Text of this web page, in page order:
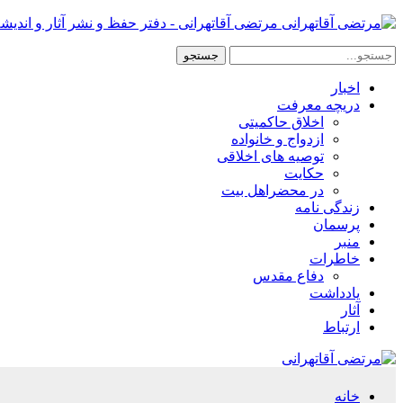
مرتضی آقاتهرانی - دفتر حفظ و نشر آثار و
اخبار
دریچه معرفت
اخلاق حاکمیتی
ازدواج و خانواده
توصیه های اخلاقی
حکایت
در محضراهل بیت
زندگی نامه
پرسمان
منبر
خاطرات
دفاع مقدس
یادداشت
آثار
ارتباط
خانه